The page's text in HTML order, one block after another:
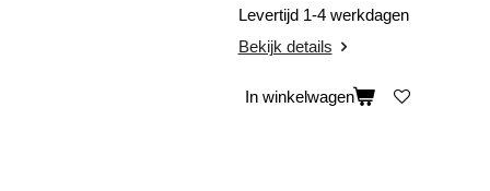
Levertijd 1-4 werkdagen
Bekijk details
In winkelwagen